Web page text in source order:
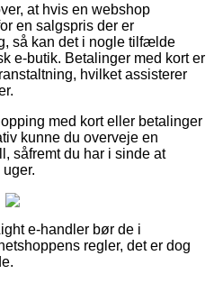
at hvis en webshop
en salgspris der er
så kan det i nogle tilfælde
e-butik. Betalinger med kort er
hvilket assisterer
med kort eller betalinger
kunne du overveje en
såfremt du har i sinde at
e-handler bør de i
regler, det er dog